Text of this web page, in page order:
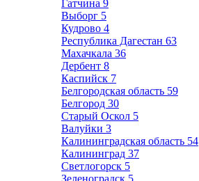
Гатчина 9
Выборг 5
Кудрово 4
Республика Дагестан 63
Махачкала 36
Дербент 8
Каспийск 7
Белгородская область 59
Белгород 30
Старый Оскол 5
Валуйки 3
Калининградская область 54
Калининград 37
Светлогорск 5
Зеленоградск 5